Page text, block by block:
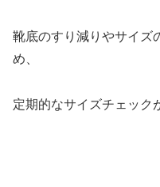
靴底のすり減りやサイズ
め、
定期的なサイズチェック